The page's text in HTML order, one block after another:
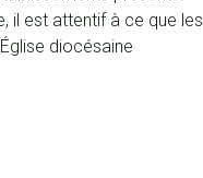
il est attentif à ce que les
diocésaine